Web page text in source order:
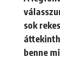
sok
benne